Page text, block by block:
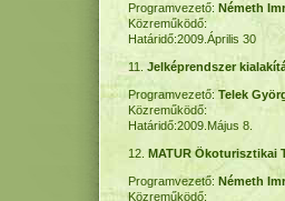
Programvezető: Németh
Közreműködő:
Határidő:2009.Április 30
11. Jelképrendszer
Programvezető: Telek
Közreműködő:
Határidő:2009.Május 8.
12. MATUR Ökoturisztikai
Programvezető: Németh
Közreműködő: